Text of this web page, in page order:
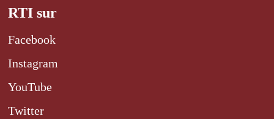
RTI sur
Facebook
Instagram
YouTube
Twitter